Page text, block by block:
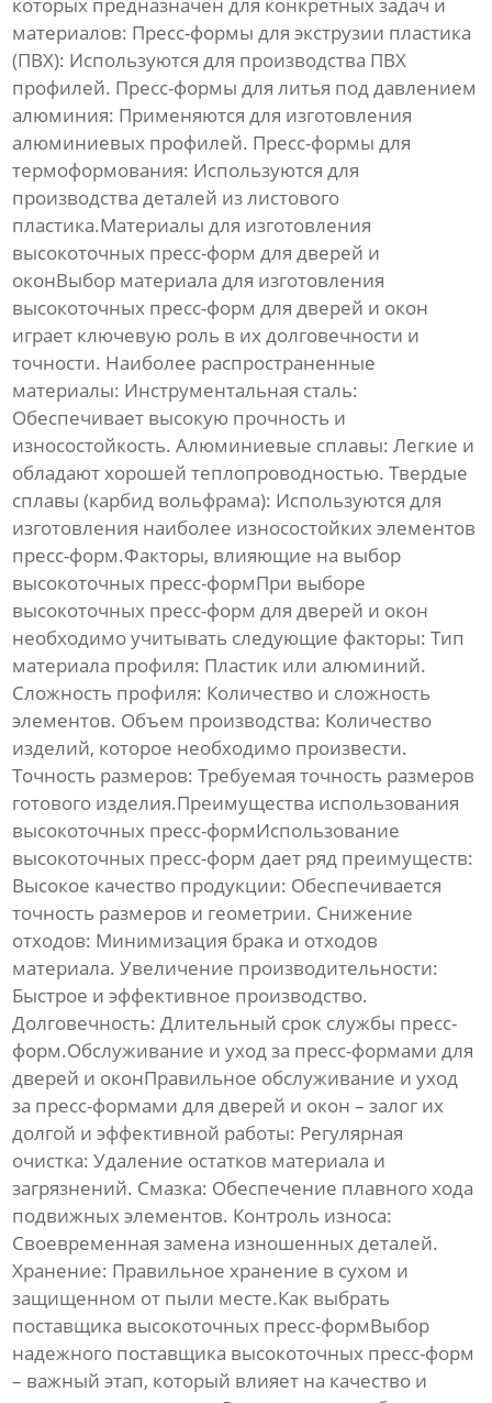
которых предназначен для конкретных задач и
материалов: Пресс-формы для экструзии пластика
(ПВХ): Используются для производства ПВХ
профилей. Пресс-формы для литья под давлением
алюминия: Применяются для изготовления
алюминиевых профилей. Пресс-формы для
термоформования: Используются для
производства деталей из листового
пластика.Материалы для изготовления
высокоточных пресс-форм для дверей и
оконВыбор материала для изготовления
высокоточных пресс-форм для дверей и окон
играет ключевую роль в их долговечности и
точности. Наиболее распространенные
материалы: Инструментальная сталь:
Обеспечивает высокую прочность и
износостойкость.Алюминиевые сплавы: Легкие и
обладают хорошей теплопроводностью.Твердые
сплавы (карбид вольфрама): Используются для
изготовления наиболее износостойких элементов
пресс-форм.Факторы, влияющие на выбор
высокоточных пресс-формПри выборе
высокоточных пресс-форм для дверей и окон
необходимо учитывать следующие факторы:Тип
материала профиля: Пластик или алюминий.
Сложность профиля: Количество и сложность
элементов. Объем производства: Количество
изделий, которое необходимо произвести.
Точность размеров: Требуемая точность размеров
готового изделия.Преимущества использования
высокоточных пресс-формИспользование
высокоточных пресс-форм дает ряд преимуществ:
Высокое качество продукции: Обеспечивается
точность размеров и геометрии. Снижение
отходов: Минимизация брака и отходов
материала.Увеличение производительности:
Быстрое и эффективное производство.
Долговечность: Длительный срок службы пресс-
форм.Обслуживание и уход за пресс-формами для
дверей и оконПравильное обслуживание и уход
за пресс-формами для дверей и окон – залог их
долгой и эффективной работы: Регулярная
очистка: Удаление остатков материала и
загрязнений. Смазка: Обеспечение плавного хода
подвижных элементов. Контроль износа:
Своевременная замена изношенных деталей.
Хранение: Правильное хранение в сухом и
защищенном от пыли месте.Как выбрать
поставщика высокоточных пресс-формВыбор
надежного поставщика высокоточных пресс-форм
– важный этап, который влияет на качество и